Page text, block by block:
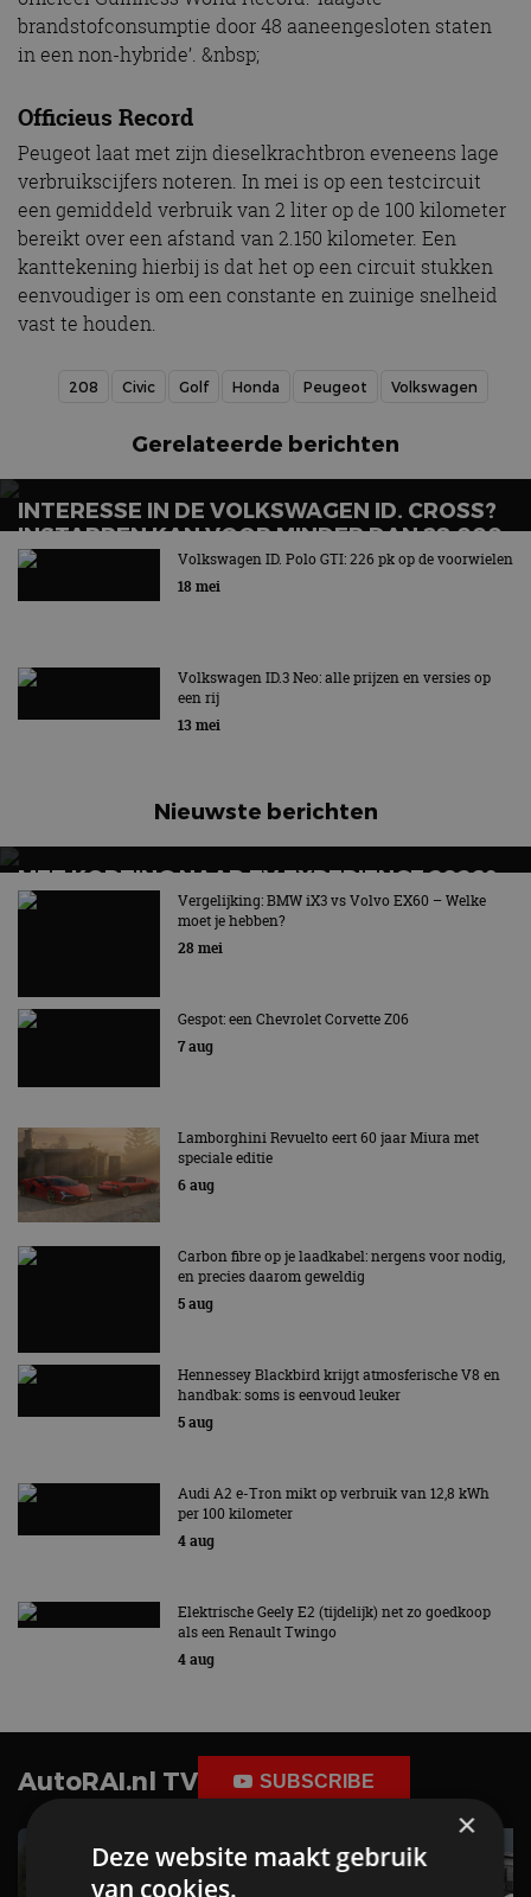
brandstofconsumptie door 48 aaneengesloten staten
in een non-hybride’. &nbsp;
Officieus Record
Peugeot laat met zijn dieselkrachtbron eveneens lage
verbruikscijfers noteren. In mei is op een testcircuit
een gemiddeld verbruik van 2 liter op de 100 kilometer
bereikt over een afstand van 2.150 kilometer. Een
kanttekening hierbij is dat het op een circuit stukken
eenvoudiger is om een constante en zuinige snelheid
vast te houden.
208 Civic Golf Honda Peugeot Volkswagen
Gerelateerde berichten
INTERESSE IN DE VOLKSWAGEN ID. CROSS?
INSTAPPEN KAN VOOR MINDER DAN 28.000
EURO
Volkswagen ID. Polo GTI: 226 pk op de voorwielen
18 mei
Volkswagen ID.3 Neo: alle prijzen en versies op
een rij
13 mei
Nieuwste berichten
MET KORTING NAAR EV EXPERIENCE 2026?
AUTORAI REGELT HET!
EV Experience 2026 van 24 tot 26 september
Vergelijking: BMW iX3 vs Volvo EX60 – Welke
moet je hebben?
28 mei
Gespot: een Chevrolet Corvette Z06
7 aug
Lamborghini Revuelto eert 60 jaar Miura met
speciale editie
6 aug
Carbon fibre op je laadkabel: nergens voor nodig,
en precies daarom geweldig
5 aug
Hennessey Blackbird krijgt atmosferische V8 en
handbak: soms is eenvoud leuker
5 aug
Audi A2 e-Tron mikt op verbruik van 12,8 kWh
per 100 kilometer
4 aug
Elektrische Geely E2 (tijdelijk) net zo goedkoop
als een Renault Twingo
4 aug
AutoRAI.nl TV SUBSCRIBE
×
Deze website maakt gebruik
van cookies.